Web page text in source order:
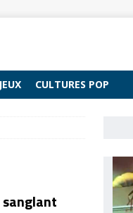
JEUX CULTURES POP
sanglant